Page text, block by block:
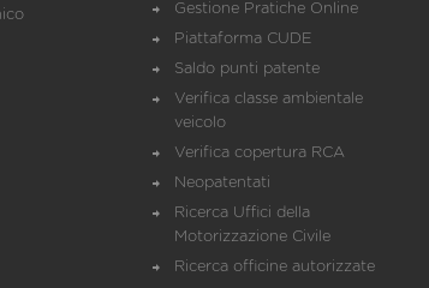
Gestione Pratiche Online
Piattaforma CUDE
Saldo punti patente
Verifica classe ambientale
veicolo
Verifica copertura RCA
Neopatentati
Ricerca Uffici della
Motorizzazione Civile
Ricerca officine autorizzate